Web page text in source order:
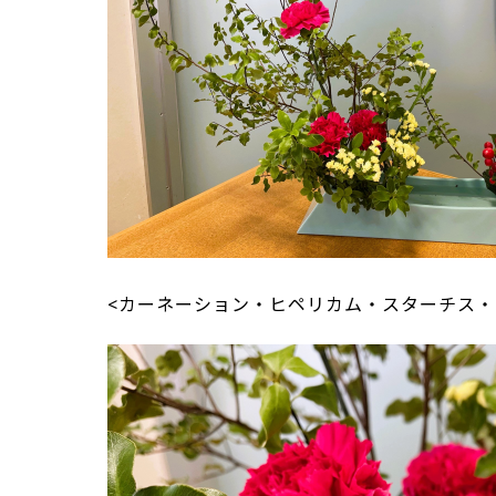
<カーネーション・ヒペリカム・スターチス